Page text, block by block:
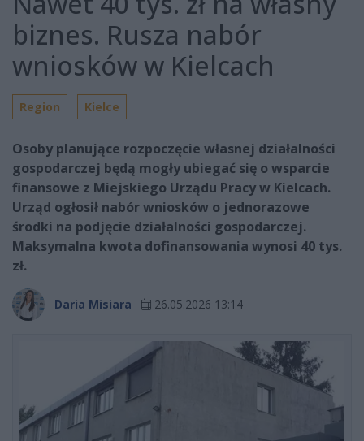
biznes. Rusza nabór
wniosków w Kielcach
Region Kielce
Osoby planujące rozpoczęcie własnej działalności
gospodarczej będą mogły ubiegać się o wsparcie
finansowe z Miejskiego Urządu Pracy w Kielcach.
Urząd ogłosił nabór wniosków o jednorazowe
środki na podjęcie działalności gospodarczej.
Maksymalna kwota dofinansowania wynosi 40 tys.
zł.
Daria Misiara 26.05.2026 13:14